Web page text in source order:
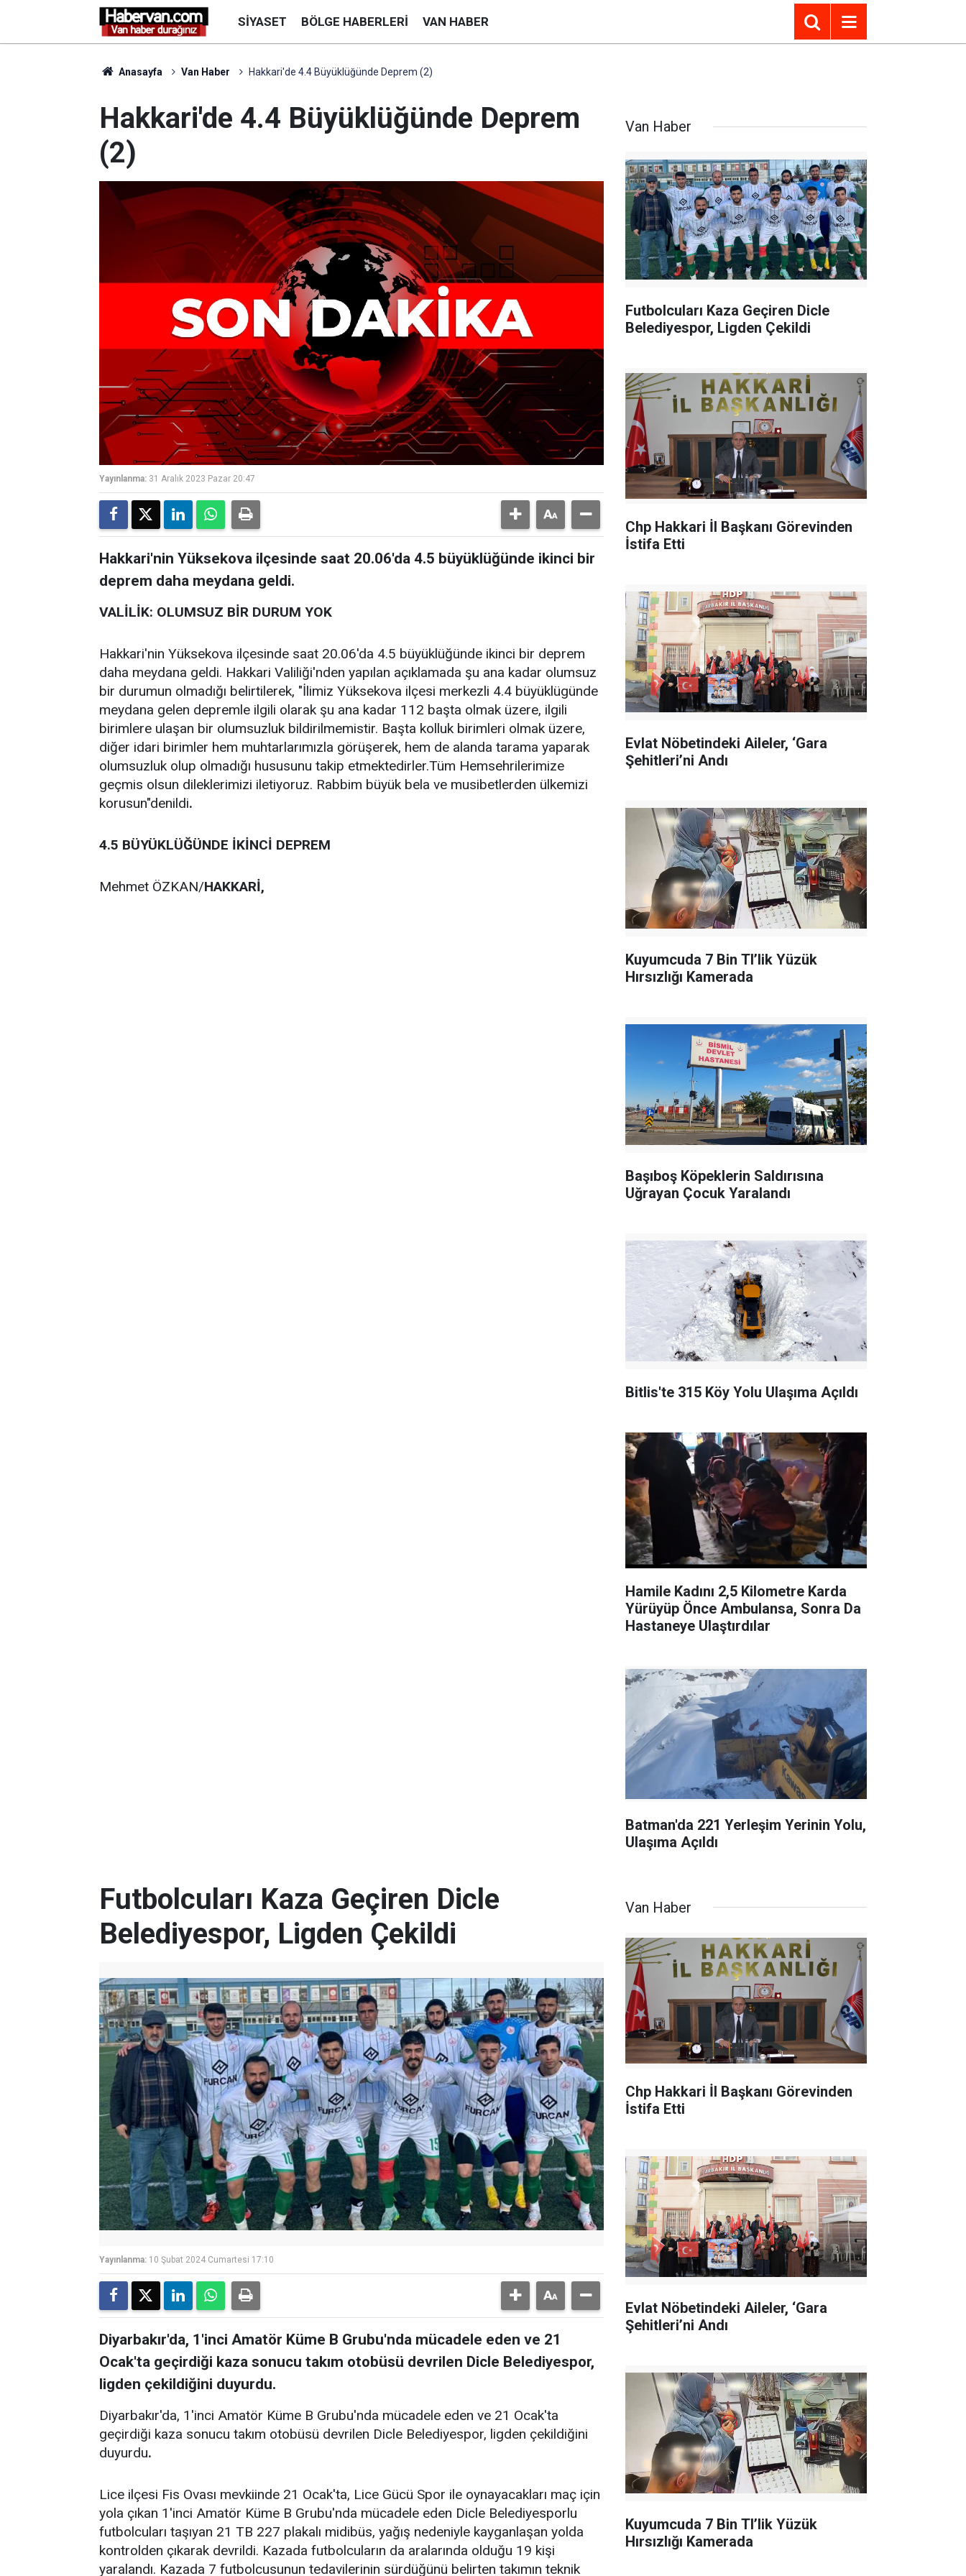
SIYASET BÖLGE HABERLERI VAN HABER
Anasayfa Van Haber Hakkari'de 4.4 Büyüklüğünde Deprem (2)
Hakkari'de 4.4 Büyüklüğünde Deprem
(2)
Yayınlanma: 31 Aralık 2023 Pazar 20:47
Hakkari'nin Yüksekova ilçesinde saat 20.06'da 4.5 büyüklüğünde ikinci bir
deprem daha meydana geldi.
VALİLİK: OLUMSUZ BİR DURUM YOK
Hakkari'nin Yüksekova ilçesinde saat 20.06'da 4.5 büyüklüğünde ikinci bir deprem
daha meydana geldi. Hakkari Valiliği'nden yapılan açıklamada şu ana kadar olumsuz
bir durumun olmadığı belirtilerek, "İlimiz Yüksekova ilçesi merkezli 4.4 büyüklügünde
meydana gelen depremle ilgili olarak şu ana kadar 112 başta olmak üzere, ilgili
birimlere ulaşan bir olumsuzluk bildirilmemistir. Başta kolluk birimleri olmak üzere,
diğer idari birimler hem muhtarlarımızla görüşerek, hem de alanda tarama yaparak
olumsuzluk olup olmadığı hususunu takip etmektedirler.Tüm Hemsehrilerimize
geçmis olsun dileklerimizi iletiyoruz. Rabbim büyük bela ve musibetlerden ülkemizi
korusun"denildi.
4.5 BÜYÜKLÜĞÜNDE İKİNCİ DEPREM
Mehmet ÖZKAN/HAKKARİ,
Van Haber
Futbolcuları Kaza Geçiren Dicle
Belediyespor, Ligden Çekildi
Chp Hakkari İl Başkanı Görevinden
İstifa Etti
Evlat Nöbetindeki Aileler, ‘Gara
Şehitleri’ni Andı
Kuyumcuda 7 Bin Tl’lik Yüzük
Hırsızlığı Kamerada
Başıboş Köpeklerin Saldırısına
Uğrayan Çocuk Yaralandı
Bitlis'te 315 Köy Yolu Ulaşıma Açıldı
Hamile Kadını 2,5 Kilometre Karda
Yürüyüp Önce Ambulansa, Sonra Da
Hastaneye Ulaştırdılar
Batman'da 221 Yerleşim Yerinin Yolu,
Ulaşıma Açıldı
Futbolcuları Kaza Geçiren Dicle
Belediyespor, Ligden Çekildi
Yayınlanma: 10 Şubat 2024 Cumartesi 17:10
Diyarbakır'da, 1'inci Amatör Küme B Grubu'nda mücadele eden ve 21
Ocak'ta geçirdiği kaza sonucu takım otobüsü devrilen Dicle Belediyespor,
ligden çekildiğini duyurdu.
Diyarbakır'da, 1'inci Amatör Küme B Grubu'nda mücadele eden ve 21 Ocak'ta
geçirdiği kaza sonucu takım otobüsü devrilen Dicle Belediyespor, ligden çekildiğini
duyurdu.
Lice ilçesi Fis Ovası mevkiinde 21 Ocak'ta, Lice Gücü Spor ile oynayacakları maç için
yola çıkan 1'inci Amatör Küme B Grubu'nda mücadele eden Dicle Belediyesporlu
futbolcuları taşıyan 21 TB 227 plakalı midibüs, yağış nedeniyle kayganlaşan yolda
kontrolden çıkarak devrildi. Kazada futbolcuların da aralarında olduğu 19 kişi
yaralandı. Kazada 7 futbolcusunun tedavilerinin sürdüğünü belirten takımın teknik
Van Haber
Chp Hakkari İl Başkanı Görevinden
İstifa Etti
Evlat Nöbetindeki Aileler, ‘Gara
Şehitleri’ni Andı
Kuyumcuda 7 Bin Tl’lik Yüzük
Hırsızlığı Kamerada